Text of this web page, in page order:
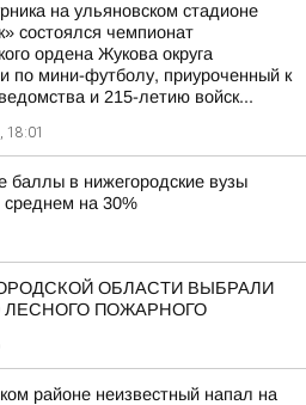
на ульяновском стадионе
состоялся чемпионат
ордена Жукова округа
по мини-футболу, приуроченный к
и 215-летию войск...
18:01
баллы в нижегородские вузы
среднем на 30%
ОБЛАСТИ ВЫБРАЛИ
ЛЕСНОГО ПОЖАРНОГО
районе неизвестный напал на